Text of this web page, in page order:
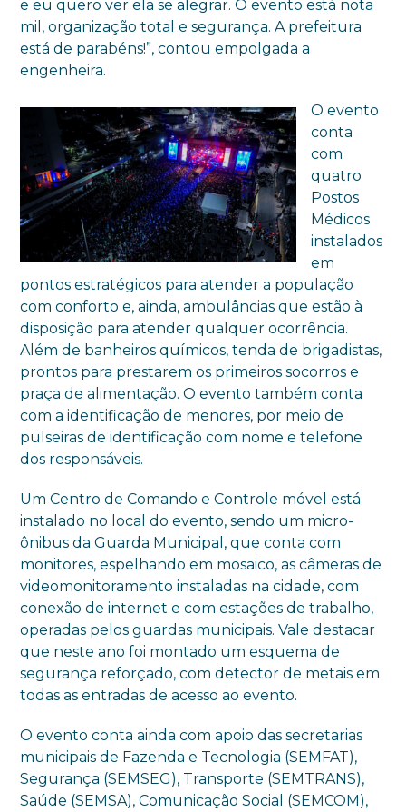
e eu quero ver ela se alegrar. O evento está nota
mil, organização total e segurança. A prefeitura
está de parabéns!”, contou empolgada a
engenheira.
O evento
conta
com
quatro
Postos
Médicos
instalados
em
pontos estratégicos para atender a população
com conforto e, ainda, ambulâncias que estão à
disposição para atender qualquer ocorrência.
Além de banheiros químicos, tenda de brigadistas,
prontos para prestarem os primeiros socorros e
praça de alimentação. O evento também conta
com a identificação de menores, por meio de
pulseiras de identificação com nome e telefone
dos responsáveis.
Um Centro de Comando e Controle móvel está
instalado no local do evento, sendo um micro-
ônibus da Guarda Municipal, que conta com
monitores, espelhando em mosaico, as câmeras de
videomonitoramento instaladas na cidade, com
conexão de internet e com estações de trabalho,
operadas pelos guardas municipais. Vale destacar
que neste ano foi montado um esquema de
segurança reforçado, com detector de metais em
todas as entradas de acesso ao evento.
O evento conta ainda com apoio das secretarias
municipais de Fazenda e Tecnologia (SEMFAT),
Segurança (SEMSEG), Transporte (SEMTRANS),
Saúde (SEMSA), Comunicação Social (SEMCOM),